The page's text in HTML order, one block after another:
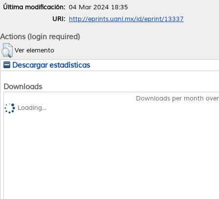
Última modificación: 04 Mar 2024 18:35
URI: http://eprints.uanl.mx/id/eprint/13337
Actions (login required)
Ver elemento
Descargar estadísticas
Downloads
Downloads per month
Loading...